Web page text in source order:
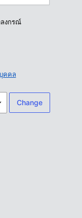
งกรณ์
คคล